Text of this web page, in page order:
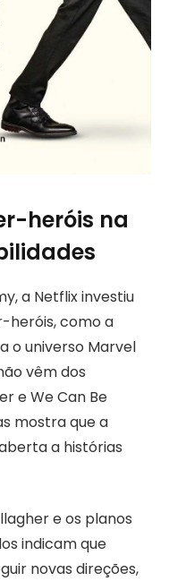
heróis na
a Netflix investiu
heróis, como a
o universo Marvel
vêm dos
e We Can Be
mostra que a
a histórias
e os planos
indicam que
novas direções,